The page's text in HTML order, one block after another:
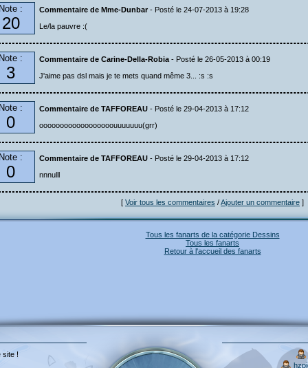
Note :
20
Commentaire de Mme-Dunbar - Posté le 24-07-2013 à 19:28
Le/la pauvre :(
Note :
3
Commentaire de Carine-Della-Robia - Posté le 26-05-2013 à 00:19
J'aime pas dsl mais je te mets quand même 3... :s :s
Note :
0
Commentaire de TAFFOREAU - Posté le 29-04-2013 à 17:12
oooooooooooooooooouuuuuuu(grr)
Note :
0
Commentaire de TAFFOREAU - Posté le 29-04-2013 à 17:12
nnnulll
[ Voir tous les commentaires /Ajouter un commentaire ]
Tous les fanarts de la catégorie Dessins
Tous les fanarts
Retour à l'accueil des fanarts
site !